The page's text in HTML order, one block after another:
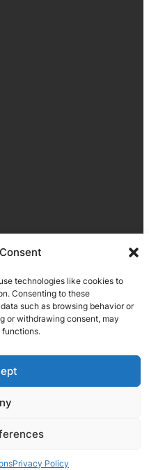
technologies like cookies to
Consenting to these
such as browsing behavior or
or withdrawing consent, may
Privacy Policy
applications for
improve their
needs via
Reserved.